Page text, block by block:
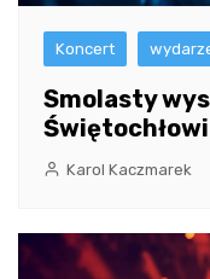
Koncert
Smolasty
Karol Kaczmarek